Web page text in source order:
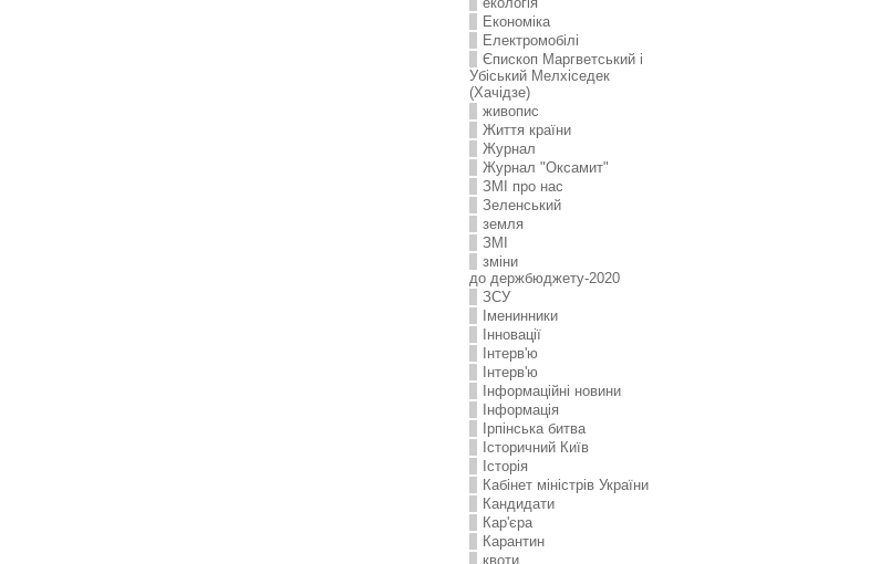
Економіка
Електромобілі
Єпископ Маргветський і
Убіський Мелхіседек
(Хачідзе)
живопис
Життя країни
Журнал
Журнал "Оксамит"
ЗMI про нас
Зеленський
земля
ЗМІ
зміни
до держбюджету-2020
ЗСУ
Іменинники
Інновації
Інтерв'ю
Інтерв'ю
Інформаційні новини
Інформація
Ірпінська битва
Історичний Київ
Історія
Кабінет міністрів України
Кандидати
Кар'єра
Карантин
квоти